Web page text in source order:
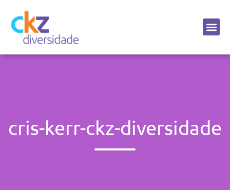
cris-kerr-ckz-diversidade